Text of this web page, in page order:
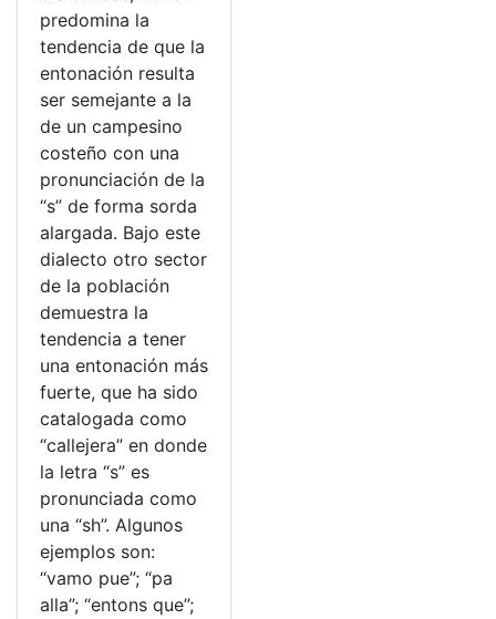
predomina la
tendencia de que la
entonación resulta
ser semejante a la
de un campesino
costeño con una
pronunciación de la
“s” de forma sorda
alargada. Bajo este
dialecto otro sector
de la población
demuestra la
tendencia a tener
una entonación más
fuerte, que ha sido
catalogada como
“callejera” en donde
la letra “s” es
pronunciada como
una “sh”. Algunos
ejemplos son:
“vamo pue”; “pa
alla”; “entons que”;